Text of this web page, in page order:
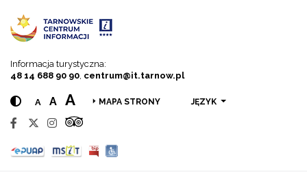
Informacja turystyczna:
48 14 688 90 90 centrum@it.tarnow.pl
A A A MAPA STRONY JĘZYK